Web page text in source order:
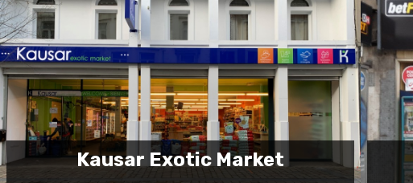
Kausar Exotic Market